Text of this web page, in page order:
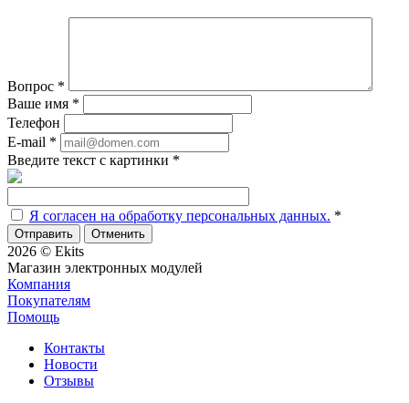
Вопрос *
Ваше имя *
Телефон
E-mail *
Введите текст с картинки *
Я согласен на обработку персональных данных. *
Отменить
2026 © Ekits
Магазин электронных модулей
Компания
Покупателям
Помощь
Контакты
Новости
Отзывы